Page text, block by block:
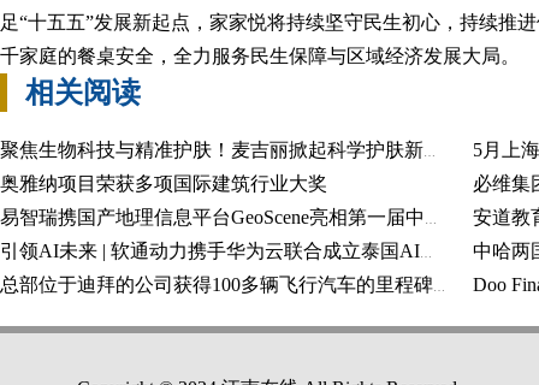
足“十五五”发展新起点，家家悦将持续坚守民生初心，持续推
千家庭的餐桌安全，全力服务民生保障与区域经济发展大局。
相关阅读
5月上
奥雅纳项目荣获多项国际建筑行业大奖
中哈两